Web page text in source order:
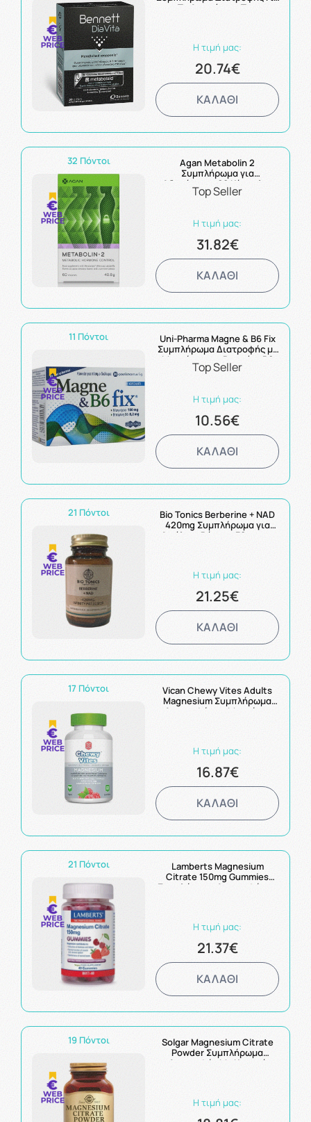
Τη Διαχείριση Των
Η τιμή μας:
20.74€
ΚΑΛΑΘΙ
32 Πόντοι
Agan Metabolin 2
Συμπλήρωμα για
Αδυνάτισμα 60 Κάψουλες
Top Seller
Η τιμή μας:
31.82€
ΚΑΛΑΘΙ
11 Πόντοι
Uni-Pharma Magne & B6 Fix
Συμπλήρωμα Διατροφής με
Μαγνήσιο και Βιταμίνη Β6
με Γεύση Βατόμουρου 30
Top Seller
Η τιμή μας:
10.56€
ΚΑΛΑΘΙ
21 Πόντοι
Bio Tonics Berberine + NAD
420mg Συμπλήρωμα για
Απώλεια Βάρους 30 vegan
Η τιμή μας:
21.25€
ΚΑΛΑΘΙ
17 Πόντοι
Vican Chewy Vites Adults
Magnesium Συμπλήρωμα
Διατροφής με Μαγνήσιο
Η τιμή μας:
16.87€
ΚΑΛΑΘΙ
21 Πόντοι
Lamberts Magnesium
Citrate 150mg Gummies
Συμπλήρωμα Διατροφής με
Η τιμή μας:
21.37€
ΚΑΛΑΘΙ
19 Πόντοι
Solgar Magnesium Citrate
Powder Συμπλήρωμα
Διατροφής Mε Κιτρικό
Η τιμή μας: